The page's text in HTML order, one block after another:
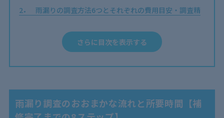
2
雨漏りの調査方法6つとそれぞれの費用目安・調査精
散水調査
赤外線（サーモグラフィー）調査
2.3電気抵抗調査
2.5発光（塗料）調査
2.6紫外線投射発光調査
さらに目次を表示する
雨漏り調査のおおまかな流れと所要時間【補